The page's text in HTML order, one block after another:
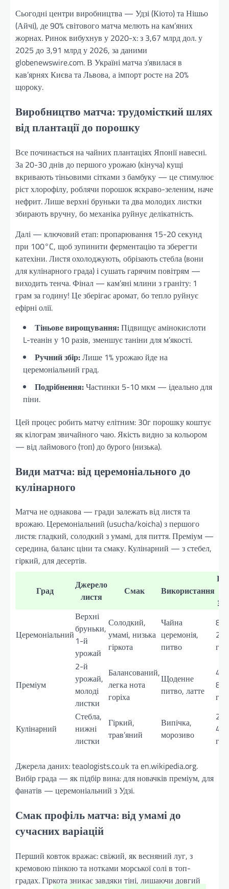
Сьогодні центри виробництва — Удзі (Кіото) та Нішьо
(Айчі), де 90% світового матча мелють на кам’яних
жорнах. Ринок вибухнув у 2020-х: з 3,67 млрд дол. у
2025 до 3,91 млрд у 2026, за даними
globenewswire.com. В Україні матча з’явилася в
кав’ярнях Києва та Львова, а імпорт росте на 20%
щороку.
Виробництво матча: трудомісткий шлях
від плантації до порошку
Все починається на чайних плантаціях Японії навесні.
За 20-30 днів до першого урожаю (кінуча) кущі
вкривають тіньовими сітками з бамбуку — це стимулює
ріст хлорофілу, роблячи порошок яскраво-зеленим, наче
нефрит. Лише верхні бруньки та два молодих листки
збирають вручну, бо механіка руйнує делікатність.
Далі — ключовий етап: пропарювання 15-20 секунд
при 100°C, щоб зупинити ферментацію та зберегти
катехіни. Листя охолоджують, обрізають стебла (вони
для кулінарного града) і сушать гарячим повітрям —
виходить тенча. Фінал — кам’яні млини з граніту: 1
грам за годину! Це зберігає аромат, бо тепло руйнує
ефірні олії.
Тіньове вирощування:Підвищує амінокислоти
L-теанін у 10 разів, зменшує таніни для м’якості.
Ручний збір:Лише 1% урожаю йде на
церемоніальний град.
Подрібнення:Частинки 5-10 мкм — ідеально для
піни.
Цей процес робить матчу елітним: 30г порошку коштує
як кілограм звичайного чаю. Якість видно за кольором
— від лаймового (топ) до бурого (низька).
Види матча: від церемоніального до
кулінарного
Матча не однакова — гради залежать від листя та
врожаю. Церемоніальний (usucha/koicha) з першого
листя: гладкий, солодкий з умамі, для пиття. Преміум —
середина, баланс ціни та смаку. Кулінарний — з стебел,
гіркий, для десертів.
Град
Джерело
листя
Смак Використання
Церемоніальний
Верхні
бруньки,
1-й
урожай
Солодкий,
умамі, низька
гіркота
Чайна
церемонія,
питво
грн
Преміум
2-й
урожай,
молоді
листки
Балансований,
легка нота
горіха
Щоденне
питво, латте
800
грн
Кулінарний
Стебла,
нижні
листки
Гіркий,
трав’яний
Випічка,
морозиво
400
грн
Джерела даних: teaologists.co.uk та en.wikipedia.org.
Вибір града — як підбір вина: для новачків преміум, для
фанатів — церемоніальний з Удзі.
Смак профіль матча: від умамі до
сучасних варіацій
Перший ковток вражає: свіжий, як весняний луг, з
кремовою пінкою та нотками морської солі в топ-
градах. Гіркота зникає завдяки тіні, лишаючи довгий